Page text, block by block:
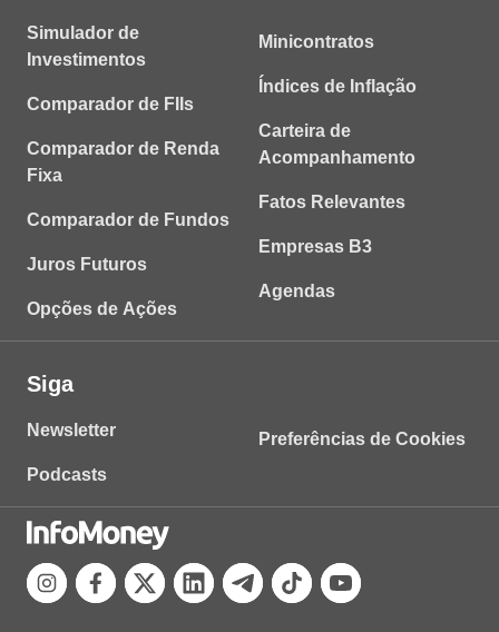
Simulador de
Investimentos
Comparador de FIIs
Comparador de Renda
Fixa
Comparador de Fundos
Juros Futuros
Opções de Ações
Minicontratos
Índices de Inflação
Carteira de
Acompanhamento
Fatos Relevantes
Empresas B3
Agendas
Siga
Newsletter
Podcasts
Preferências de Cookies